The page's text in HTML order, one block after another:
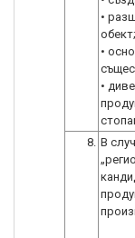
•
обект;
•
•
8. В